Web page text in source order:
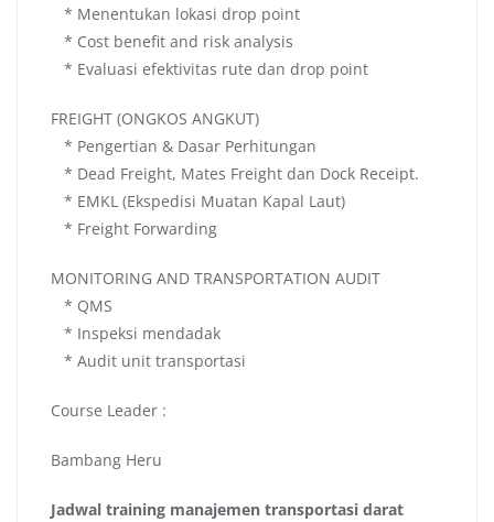
* Menentukan lokasi drop point
* Cost benefit and risk analysis
* Evaluasi efektivitas rute dan drop point
FREIGHT (ONGKOS ANGKUT)
* Pengertian & Dasar Perhitungan
* Dead Freight, Mates Freight dan Dock Receipt.
* EMKL (Ekspedisi Muatan Kapal Laut)
* Freight Forwarding
MONITORING AND TRANSPORTATION AUDIT
* QMS
* Inspeksi mendadak
* Audit unit transportasi
Course Leader :
Bambang Heru
Jadwal training manajemen transportasi darat